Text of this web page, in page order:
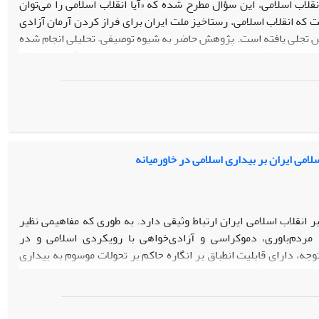
اسلامی، این سؤال مطرح شده که «آیا انقلاب اسلامی را می­‌توان
انقلاب اسلامی، رستاخیز ملت ایران برای فراز کردن آرمان آزادی
تجلی یافته است. پژوهش حاضر به شیوه توصیفی– تحلیلی انجام شده
به طور عمده در پاسخ به چهار مسئله‌ی اصلی (آزادی منفی)؛
رژیم شاه و افول اقتصادی و تهدید معیشت مردم شکل گرفته
(آزادی مثبت) را در تأسیس و تحقق ارزش­‌هایی چون مردم­‌سالاری
ملی و همچنین کارآمدی با تأکید بر عدالت و محرومیت‌­زدایی، مفصل­‌
ایران بر بیداری اسلامی در خاورمیانه
انقلاب اسلامی ایران ارتباط وثیقی دارد. به طوری که مفاهیمی نظیر
مردم‌باوری، دموکراسی و آزادی‌خواهی با رویکردی اسلامی و در
دارای قابلیت انطباق بر انگاره حاکم بر تحولات موسوم به بیداری
ماهوی انگاره انقلاب اسلامی، بیش از هر چیز ناشی از تعامل این
به حساب می‌آید.